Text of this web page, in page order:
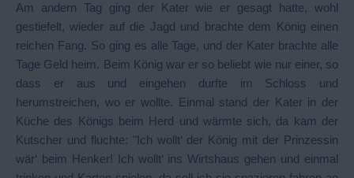
Am andern Tag ging der Kater wie er gesagt hatte, wohl
gestiefelt, wieder auf die Jagd und brachte dem König einen
reichen Fang. So ging es alle Tage, und der Kater brachte alle
Tage Geld heim. Beim König war er so beliebt wie nur einer, so
dass er aus und eingehen durfte im Schloss und
herumstreichen, wo er wollte. Einmal stand der Kater in der
Küche des Königs beim Herd und wärmte sich, da kam der
Kutscher und fluchte: "Ich wollt‘ der König mit der Prinzessin
wär‘ beim Henker! Ich wollt‘ ins Wirtshaus gehen und einmal